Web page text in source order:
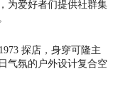
为爱好者们提供社群集
探店，身穿可隆主
气氛的户外设计复合空